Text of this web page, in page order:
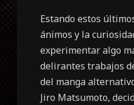
Estando estos
ánimos y la
experimentar algo
delirantes trabajos
del manga
Jiro Matsumoto,